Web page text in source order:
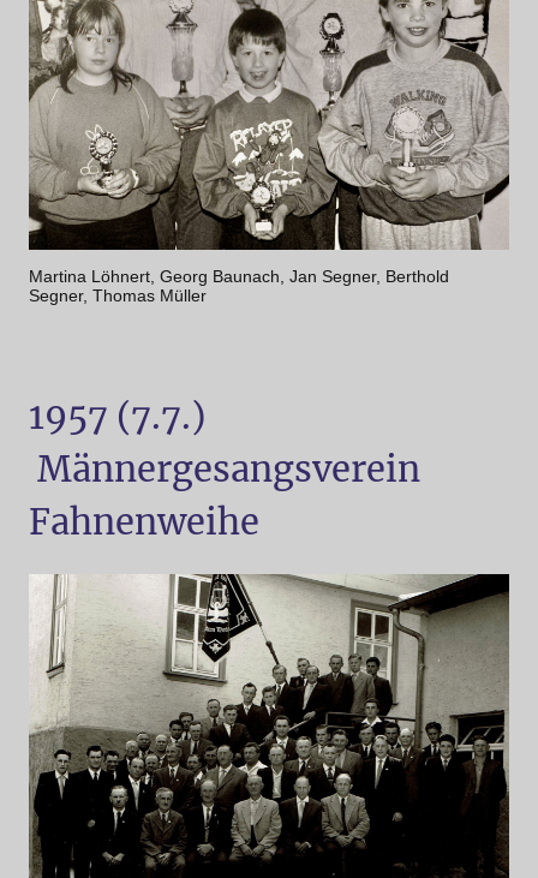
Martina Löhnert, Georg Baunach, Jan Segner, Berthold
Segner, Thomas Müller
1957 (7.7.)
Männergesangsverein
Fahnenweihe